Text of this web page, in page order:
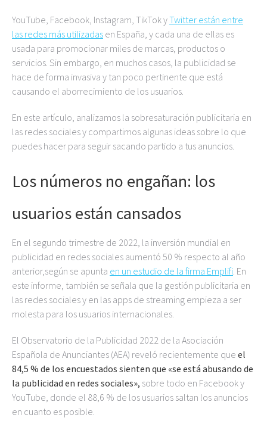
YouTube, Facebook, Instagram, TikTok yTwitter están entre
las redes más utilizadas en España, y cada una de ellas es
usada para promocionar miles de marcas, productos o
servicios. Sin embargo, en muchos casos, la publicidad se
hace de forma invasiva y tan poco pertinente que está
causando el aborrecimiento de los usuarios.
En este artículo, analizamos la sobresaturación publicitaria en
las redes sociales y compartimos algunas ideas sobre lo que
puedes hacer para seguir sacando partido a tus anuncios.
Los números no engañan: los
usuarios están cansados
En el segundo trimestre de 2022, la inversión mundial en
publicidad en redes sociales aumentó 50 % respecto al año
anterior,según se apunta en un estudio de la firma Emplifi. En
este informe, también se señala que la gestión publicitaria en
las redes sociales y en las apps de streaming empieza a ser
molesta para los usuarios internacionales.
El Observatorio de la Publicidad 2022 de la Asociación
Española de Anunciantes (AEA) reveló recientemente que el
84,5 % de los encuestados sienten que «se está abusando de
la publicidad en redes sociales», sobre todo en Facebook y
YouTube, donde el 88,6 % de los usuarios saltan los anuncios
en cuanto es posible.